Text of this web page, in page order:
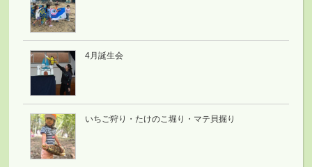
4月誕生会
いちご狩り・たけのこ堀り・マテ貝掘り